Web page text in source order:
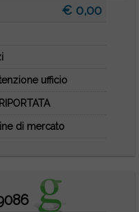
€ 0,00
ufficio
di mercato